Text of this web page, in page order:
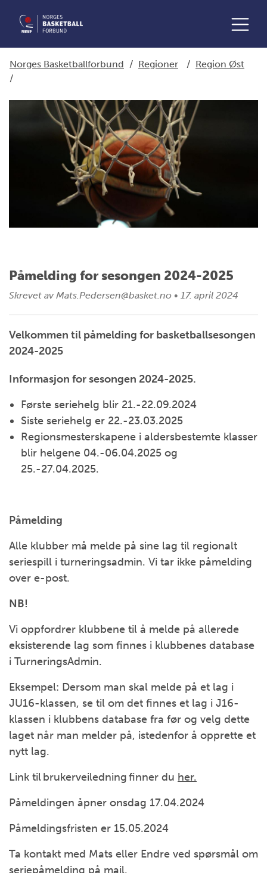
Norges Basketballforbund / Regioner / Region Øst
/
Påmelding for sesongen 2024-2025
Skrevet av Mats.Pedersen@basket.no • 17. april 2024
Velkommen til påmelding for basketballsesongen
2024-2025
Informasjon for sesongen 2024-2025.
Første seriehelg blir 21.-22.09.2024
Siste seriehelg er 22.-23.03.2025
Regionsmesterskapene i aldersbestemte klasser
blir helgene 04.-06.04.2025 og
25.-27.04.2025.
Påmelding
Alle klubber må melde på sine lag til regionalt
seriespill i turneringsadmin. Vi tar ikke påmelding
over e-post.
NB!
Vi oppfordrer klubbene til å melde på allerede
eksisterende lag som finnes i klubbenes database
i TurneringsAdmin.
Eksempel: Dersom man skal melde på et lag i
JU16-klassen, se til om det finnes et lag i J16-
klassen i klubbens database fra før og velg dette
laget når man melder på, istedenfor å opprette et
nytt lag.
Link til brukerveiledning finner du her.
Påmeldingen åpner onsdag 17.04.2024
Påmeldingsfristen er 15.05.2024
Ta kontakt med Mats eller Endre ved spørsmål om
seriepåmelding på mail.